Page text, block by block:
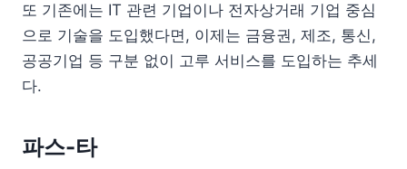
또 기존에는 IT 관련 기업이나 전자상거래 기업 중심
으로 기술을 도입했다면, 이제는 금융권, 제조, 통신,
공공기업 등 구분 없이 고루 서비스를 도입하는 추세
다.
파스-타